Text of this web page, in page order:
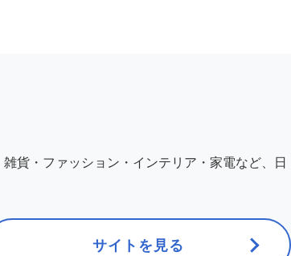
貨・ファッション・インテリア・家電など、日
サイトを見る